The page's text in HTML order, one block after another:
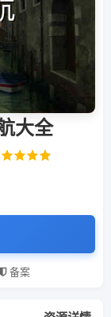
大全
备案